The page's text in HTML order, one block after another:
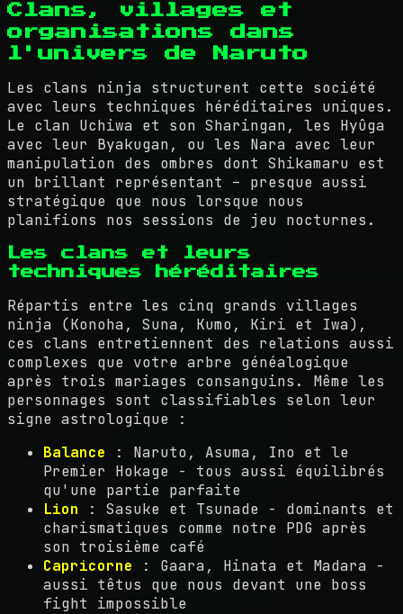
Clans, villages et
organisations dans
l'univers de Naruto
Les clans ninja structurent cette société
avec leurs techniques héréditaires uniques.
Le clan Uchiwa et son Sharingan, les Hyûga
avec leur Byakugan, ou les Nara avec leur
manipulation des ombres dont Shikamaru est
un brillant représentant – presque aussi
stratégique que nous lorsque nous
planifions nos sessions de jeu nocturnes.
Les clans et leurs
techniques héréditaires
Répartis entre les cinq grands villages
ninja (Konoha, Suna, Kumo, Kiri et Iwa),
ces clans entretiennent des relations aussi
complexes que votre arbre généalogique
après trois mariages consanguins. Même les
personnages sont classifiables selon leur
signe astrologique :
Balance : Naruto, Asuma, Ino et le
Premier Hokage - tous aussi équilibrés
qu'une partie parfaite
Lion : Sasuke et Tsunade - dominants et
charismatiques comme notre PDG après
son troisième café
Capricorne : Gaara, Hinata et Madara -
aussi têtus que nous devant une boss
fight impossible